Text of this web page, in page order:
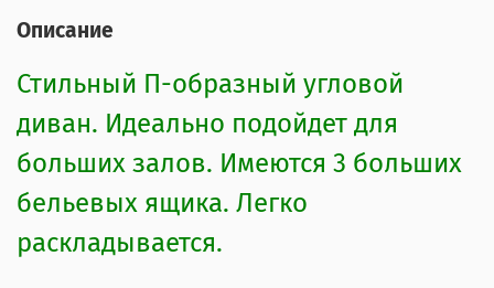
Описание
Стильный П-образный угловой
диван. Идеально подойдет для
больших залов. Имеются 3 больших
бельевых ящика. Легко
раскладывается.